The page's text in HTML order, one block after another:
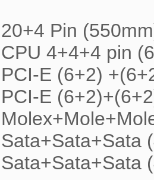
20+4 Pin
CPU 4+4+4 pin
PCI-E (6+2)
PCI-E
Sata+Sata+Sata
Sata+Sata+Sata